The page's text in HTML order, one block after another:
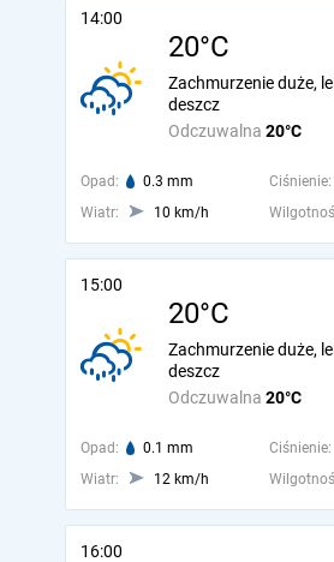
14:00
20°C
Odczuwalna 20°C
Zachmurzenie duże,
deszcz
Opad: 0.3 mm Ciśnienie:
Wiatr:
10 km/h
15:00
20°C
Odczuwalna 20°C
Zachmurzenie duże,
deszcz
Opad: 0.1 mm Ciśnienie:
Wiatr:
12 km/h
16:00